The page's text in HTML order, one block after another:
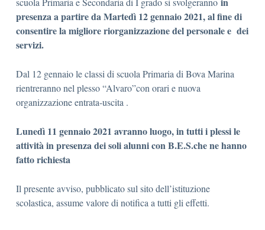
presenza a partire da Martedì 12 gennaio 2021, al fine di
consentire la migliore riorganizzazione del personale e dei
servizi.
Dal 12 gennaio le classi di scuola Primaria di Bova Marina
rientreranno nel plesso “Alvaro”con orari e nuova
organizzazione entrata-uscita .
Lunedì 11 gennaio 2021 avranno luogo, in tutti i plessi le
attività in presenza dei soli alunni con B.E.S.che ne hanno
fatto richiesta
Il presente avviso, pubblicato sul sito dell’istituzione
scolastica, assume valore di notifica a tutti gli effetti.